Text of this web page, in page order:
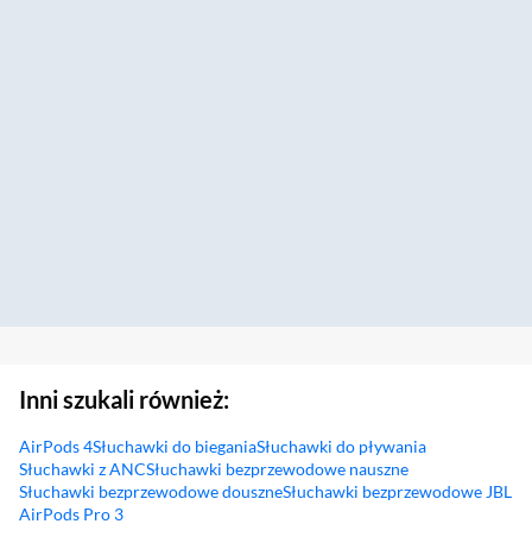
Inni szukali również:
AirPods 4Słuchawki do bieganiaSłuchawki do pływania
Słuchawki z ANCSłuchawki bezprzewodowe nauszne
Słuchawki bezprzewodowe douszneSłuchawki bezprzewodowe JBL
AirPods Pro 3